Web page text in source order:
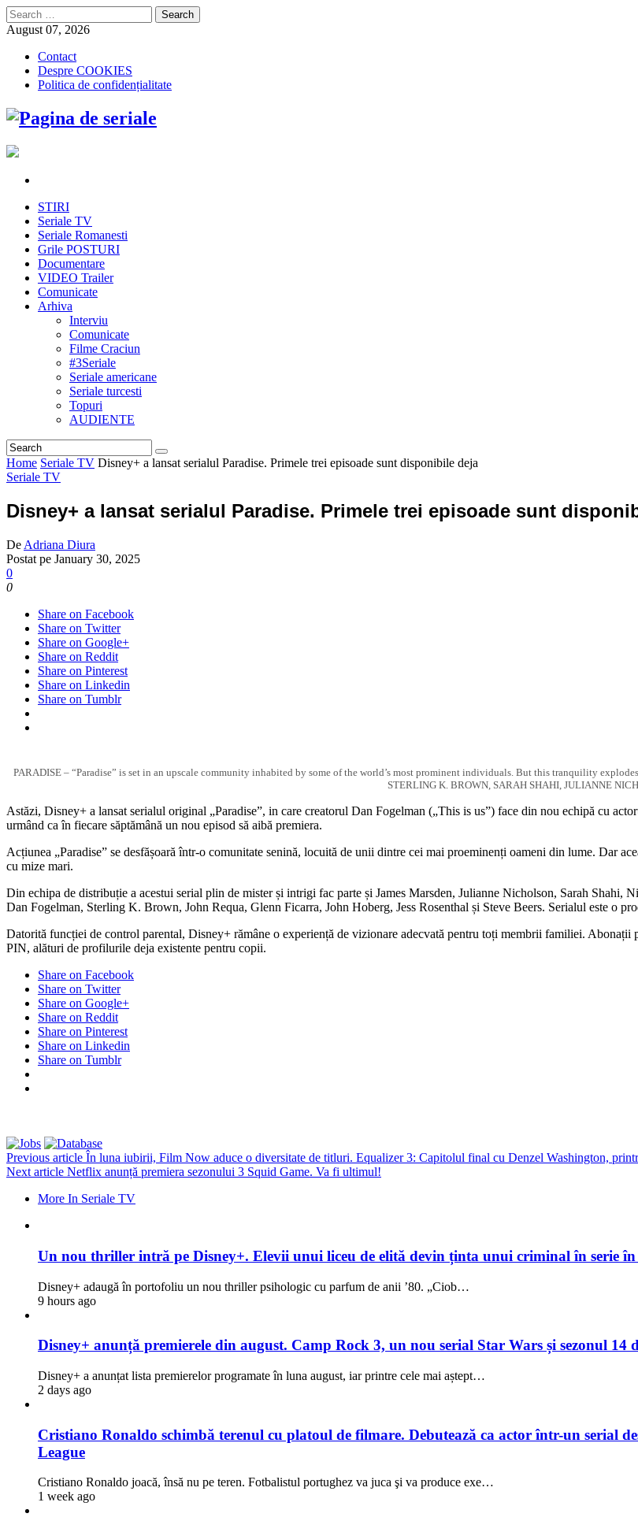
Search
for:
August 07, 2026
Contact
Despre COOKIES
Politica de confidențialitate
STIRI
Seriale TV
Seriale Romanesti
Grile POSTURI
Documentare
VIDEO Trailer
Comunicate
Arhiva
Interviu
Comunicate
Filme Craciun
#3Seriale
Seriale americane
Seriale turcesti
Topuri
AUDIENTE
Home Seriale TV Disney+ a lansat serialul Paradise. Primele trei episoade sunt disponibile deja
Seriale TV
Disney+ a lansat serialul Paradise. Primele trei episoade sunt
De Adriana Diura
Postat pe January 30, 2025
0
0
Share on Facebook
Share on Twitter
Share on Google+
Share on Reddit
Share on Pinterest
Share on Linkedin
Share on Tumblr
PARADISE – “Paradise” is set in an upscale community inhabited by some of the world’s most prominent individuals. But this tranquility
STERLING K. BROWN, SARAH SHAHI, JULIANNE
Astăzi, Disney+ a lansat serialul original „Paradise”, in care creatorul Dan Fogelman („This is us”) face din nou echipă cu
urmând ca în fiecare săptămână un nou episod să aibă premiera.
Acțiunea „Paradise” se desfășoară într-o comunitate senină, locuită de unii dintre cei mai proeminenți oameni din lume. Dar
cu mize mari.
Din echipa de distribuție a acestui serial plin de mister și intrigi fac parte și James Marsden, Julianne Nicholson, Sarah
Dan Fogelman, Sterling K. Brown, John Requa, Glenn Ficarra, John Hoberg, Jess Rosenthal și Steve Beers. Serialul este o
Datorită funcției de control parental, Disney+ rămâne o experiență de vizionare adecvată pentru toți membrii familiei.
PIN, alături de profilurile deja existente pentru copii.
Share on Facebook
Share on Twitter
Share on Google+
Share on Reddit
Share on Pinterest
Share on Linkedin
Share on Tumblr
Previous article În luna iubirii, Film Now aduce o diversitate de titluri. Equalizer 3: Capitolul final cu Denzel Washington,
Next article Netflix anunță premiera sezonului 3 Squid Game. Va fi ultimul!
More In Seriale TV
Un nou thriller intră pe Disney+. Elevii unui liceu de elită devin ținta unui criminal în serie
Disney+ adaugă în portofoliu un nou thriller psihologic cu parfum de anii ’80. „Ciob…
9 hours ago
Disney+ anunță premierele din august. Camp Rock 3, un nou serial Star Wars și sezonul
Disney+ a anunțat lista premierelor programate în luna august, iar printre cele mai aștept…
2 days ago
Cristiano Ronaldo schimbă terenul cu platoul de filmare. Debutează ca actor într-un serial
League
Cristiano Ronaldo joacă, însă nu pe teren. Fotbalistul portughez va juca şi va produce exe…
1 week ago